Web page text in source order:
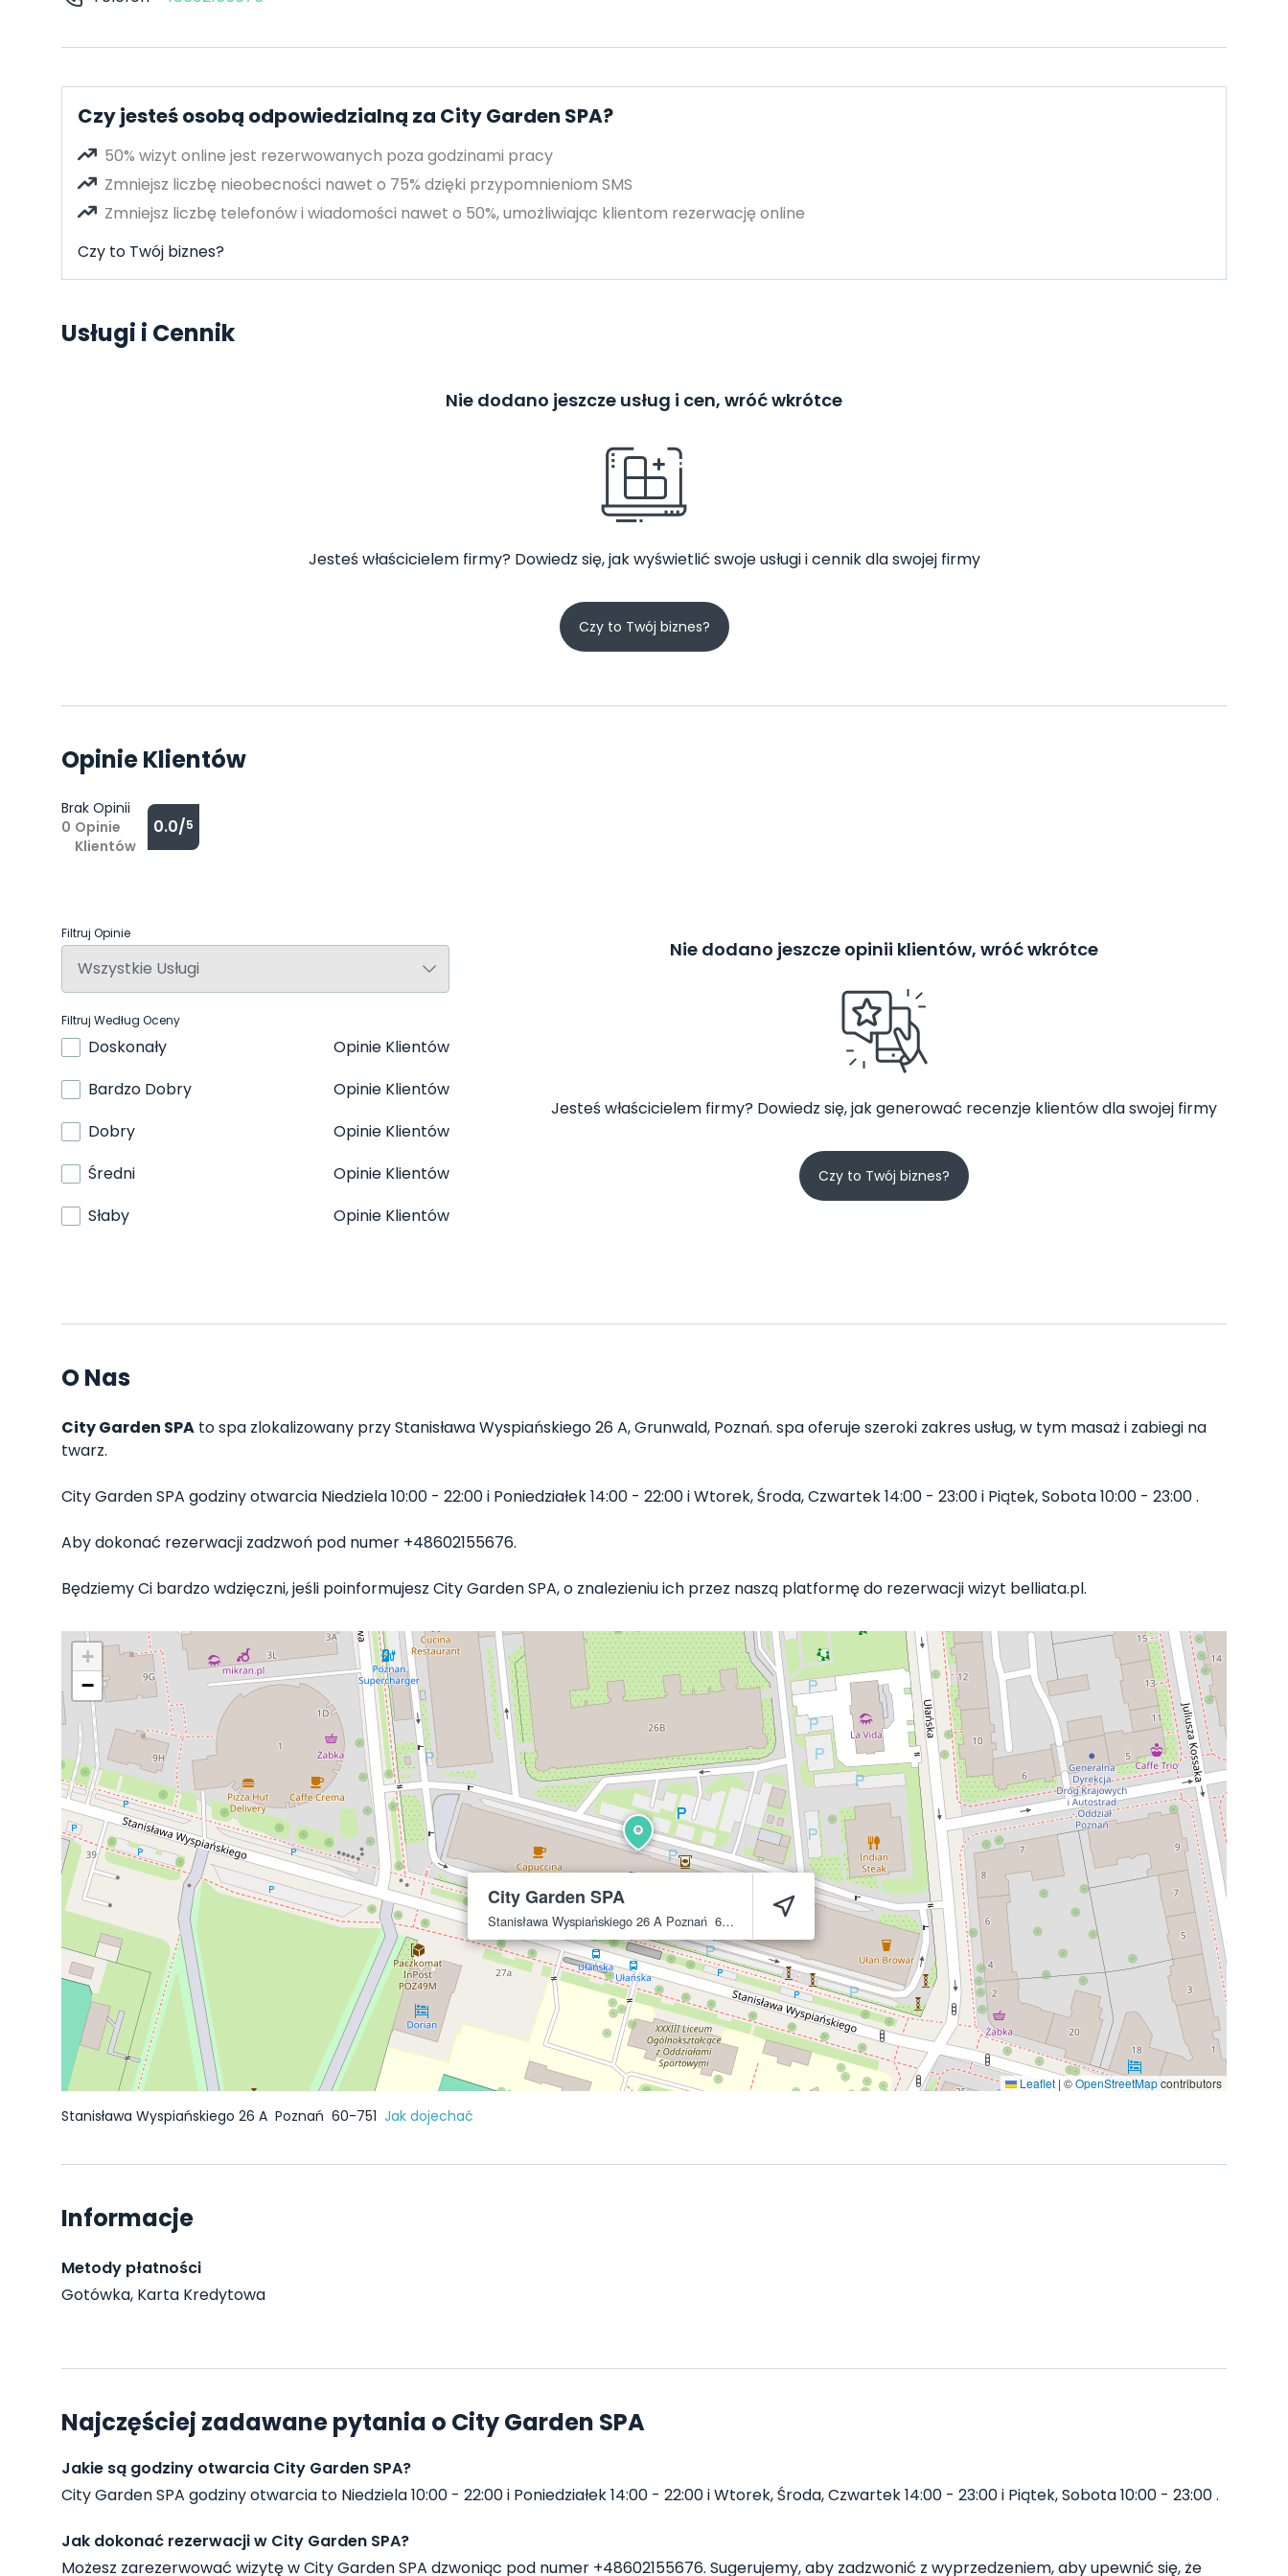
Czy jesteś osobą odpowiedzialną za City Garden SPA?
50% wizyt online jest rezerwowanych poza godzinami pracy
Zmniejsz liczbę nieobecności nawet o 75% dzięki przypomnieniom SMS
Zmniejsz liczbę telefonów i wiadomości nawet o 50%, umożliwiając klientom rezerwację online
Czy to Twój biznes?
Usługi i Cennik
Nie dodano jeszcze usług i cen, wróć wkrótce
Jesteś właścicielem firmy? Dowiedz się, jak wyświetlić swoje usługi i cennik dla swojej firmy
Czy to Twój biznes?
Opinie Klientów
Brak Opinii
0 Opinie
Klientów
0.0/5
Filtruj Opinie
Filtruj Według Oceny
Doskonały
Opinie Klientów
Bardzo Dobry
Opinie Klientów
Dobry
Opinie Klientów
Średni
Opinie Klientów
Słaby
Opinie Klientów
Nie dodano jeszcze opinii klientów, wróć wkrótce
Jesteś właścicielem firmy? Dowiedz się, jak generować recenzje klientów dla swojej firmy
Czy to Twój biznes?
O Nas
City Garden SPA to spa zlokalizowany przy Stanisława Wyspiańskiego 26 A, Grunwald, Poznań. spa oferuje szeroki zakres usług, w tym masaż i zabiegi na
twarz.
City Garden SPA godziny otwarcia Niedziela 10:00 - 22:00 i Poniedziałek 14:00 - 22:00 i Wtorek, Środa, Czwartek 14:00 - 23:00 i Piątek, Sobota 10:00 - 23:00 .
Aby dokonać rezerwacji zadzwoń pod numer +48602155676.
Będziemy Ci bardzo wdzięczni, jeśli poinformujesz City Garden SPA, o znalezieniu ich przez naszą platformę do rezerwacji wizyt belliata.pl.
City Garden SPA
Stanisława Wyspiańskiego 26 A Poznań 60-751
+
−
Leaflet | ©OpenStreetMapcontributors
Stanisława Wyspiańskiego 26 A Poznań 60-751 Jak dojechać
Informacje
Metody płatności
Gotówka, Karta Kredytowa
Najczęściej zadawane pytania o City Garden SPA
Jakie są godziny otwarcia City Garden SPA?
City Garden SPA godziny otwarcia to Niedziela 10:00 - 22:00 i Poniedziałek 14:00 - 22:00 i Wtorek, Środa, Czwartek 14:00 - 23:00 i Piątek, Sobota 10:00 - 23:00 .
Jak dokonać rezerwacji w City Garden SPA?
Możesz zarezerwować wizytę w City Garden SPA dzwoniąc pod numer +48602155676. Sugerujemy, aby zadzwonić z wyprzedzeniem, aby upewnić się, że